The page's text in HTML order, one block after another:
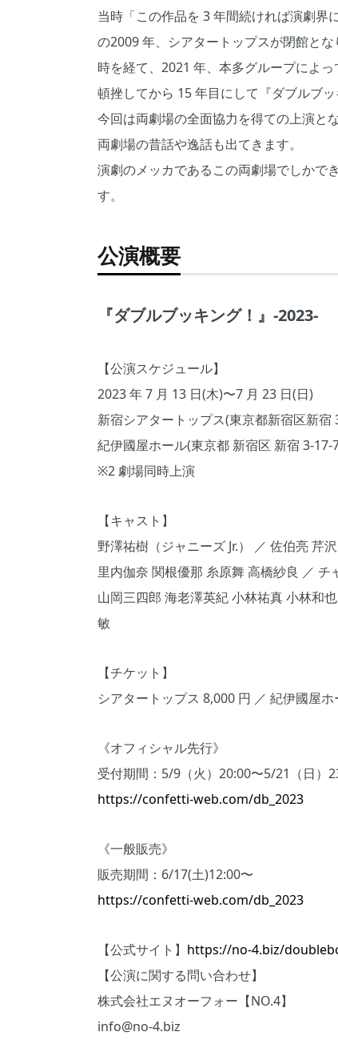
当時「この作品を 3 年間続ければ演劇界
の2009 年、シアタートップスが閉館とな
時を経て、2021 年、本多グループによ
頓挫してから 15 年目にして『ダブルブ
今回は両劇場の全面協力を得ての上演とな
両劇場の昔話や逸話も出てきます。
演劇のメッカであるこの両劇場でしかで
す。
公演概要
『ダブルブッキング！』-2023-
【公演スケジュール】
2023 年 7 ⽉ 13 ⽇(⽊)〜7 ⽉ 23 ⽇(⽇)
新宿シアタートップス(東京都新宿区新
紀伊國屋ホール(東京都 新宿区 新宿 3-
※2 劇場同時上演
【キャスト】
野澤祐樹（ジャニーズ Jr.） ／ 佐伯亮 芹
⾥内伽奈 関根優那 ⽷原舞 ⾼橋紗良 ／
⼭岡三四郎 海⽼澤英紀 ⼩林祐真 ⼩林和
敏
【チケット】
シアタートップス 8,000 円 ／ 紀伊國屋
《オフィシャル先⾏》
受付期間：5/9（⽕）20:00〜5/21（⽇）
https://confetti-web.com/db_2023
《⼀般販売》
販売期間：6/17(⼟)12:00〜
https://confetti-web.com/db_2023
【公式サイト】 https://no-4.biz/
【公演に関する問い合わせ】
株式会社エヌオーフォー【NO.4】
info@no-4.biz